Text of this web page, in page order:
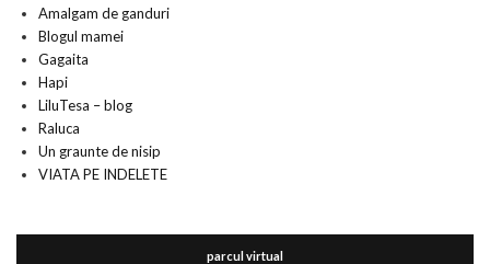
Amalgam de ganduri
Blogul mamei
Gagaita
Hapi
LiluTesa – blog
Raluca
Un graunte de nisip
VIATA PE INDELETE
parcul virtual